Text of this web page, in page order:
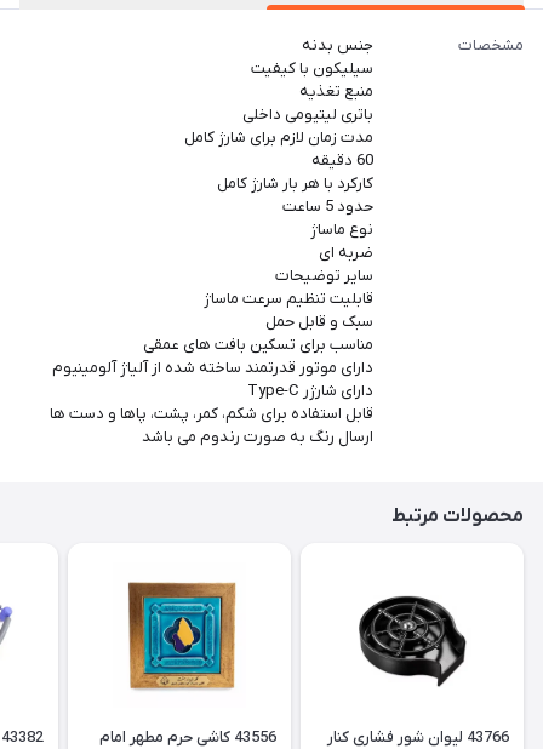
مشخصات
جنس بدنه
سیلیکون با کیفیت
منبع تغذیه
باتری لیتیومی داخلی
مدت زمان لازم برای شارژ کامل
60 دقیقه
کارکرد با هر بار شارژ کامل
حدود 5 ساعت
نوع ماساژ
ضربه ای
سایر توضیحات
قابلیت تنظیم سرعت ماساژ
سبک و قابل حمل
مناسب برای تسکین بافت های عمقی
دارای موتور قدرتمند ساخته شده از آلیاژ آلومینیوم
دارای شارژر Type-C
قابل استفاده برای شکم، کمر، پشت، پاها و دست ها
ارسال رنگ به صورت رندوم می باشد
محصولات مرتبط
43766 لیوان شور فشاری کنار
43556 کاشی حرم مطهر امام